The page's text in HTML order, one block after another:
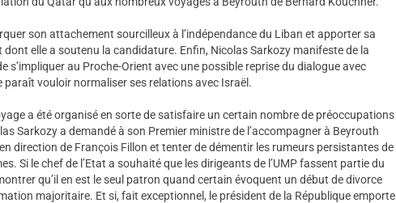
son attachement sourcilleux à l’indépendance du Liban et apporter sa
elle a soutenu la candidature. Enfin, Nicolas Sarkozy manifeste de la
s’impliquer au Proche-Orient avec une possible reprise du dialogue avec
paraît vouloir normaliser ses relations avec Israël.
a été organisé en sorte de satisfaire un certain nombre de préoccupations
Sarkozy a demandé à son Premier ministre de l’accompagner à Beyrouth
direction de François Fillon et tenter de démentir les rumeurs persistantes de
Si le chef de l’Etat a souhaité que les dirigeants de l’UMP fassent partie du
qu’il en est le seul patron quand certain évoquent un début de divorce
majoritaire. Et si, fait exceptionnel, le président de la République emporte